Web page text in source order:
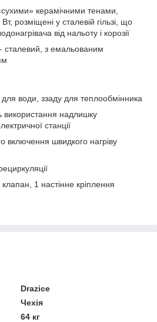
керамічними тенами,
розміщені у сталевій гільзі, що
від нальоту і корозії
сталевий, з емальованим
води, ззаду для теплообмінника
використання надлишку
станції
включення швидкого нагріву
1 настінне кріплення
Drazice
Чехія
64 кг